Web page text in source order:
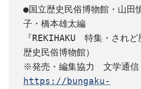
●国立歴史民俗博物館・山田
子・橋本雄太編
『REKIHAKU　特集・され
歴史民俗博物館）
https://bungaku-